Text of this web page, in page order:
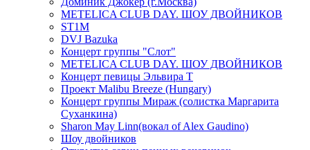
METELICA CLUB DAY. ШОУ ДВОЙНИКОВ
ST1M
DVJ Bazuka
Концерт группы "Слот"
METELICA CLUB DAY. ШОУ ДВОЙНИКОВ
Концерт певицы Эльвира Т
Проект Malibu Breeze (Hungary)
Концерт группы Мираж (солистка Маргарита
Суханкина)
Sharon May Linn(вокал of Alex Gaudino)
Шоу двойников